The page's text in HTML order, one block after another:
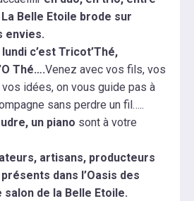
La Belle Etoile brode sur
envies.
c’est Tricot’Thé,
Thé….Venez avec vos fils, vos
vos idées, on vous guide pas à
sans perdre un fil…..
un piano sont à votre
artisans, producteurs
dans l’Oasis des
de la Belle Etoile.